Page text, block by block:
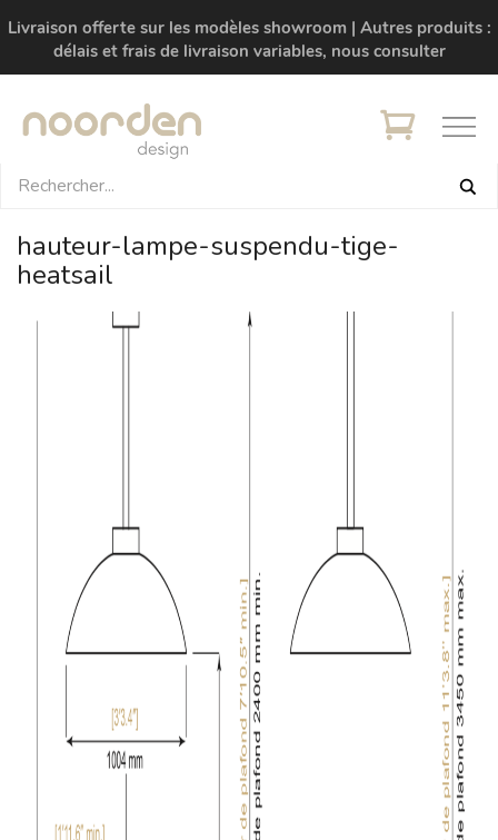
Livraison offerte sur les modèles showroom | Autres produits :
délais et frais de livraison variables, nous consulter
hauteur-lampe-suspendu-tige-
heatsail